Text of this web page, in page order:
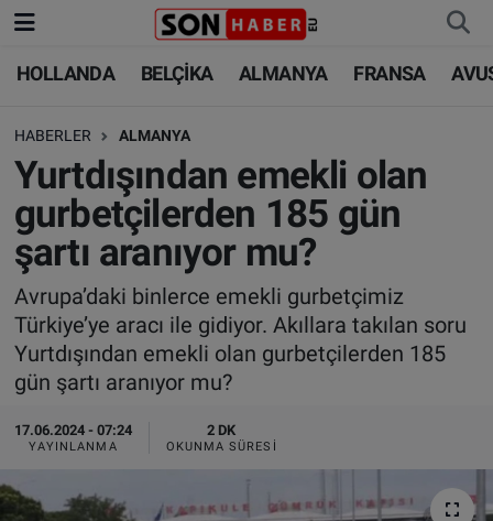
HOLLANDA BELÇİKA ALMANYA FRANSA
HABERLER ALMANYA
Yurtdışından emekli olan
gurbetçilerden 185 gün
şartı aranıyor mu?
Avrupa’daki binlerce emekli gurbetçimiz
Türkiye’ye aracı ile gidiyor. Akıllara takılan soru
Yurtdışından emekli olan gurbetçilerden 185
gün şartı aranıyor mu?
17.06.2024 - 07:24
YAYINLANMA
2 DK
OKUNMA SÜRESI
HOLLANDA
BELÇİKA
ALMANYA
FRANSA
AVUSTURYA
SAĞLIK - YAŞAM
BİLİM-TEKNOLOJİ
HOLLANDA
BELÇİKA
ALMANYA
TÜRKİYE
DÜNYA
BİLİM-TEKNOLOJİ
SAĞLIK
Nöbetçi Eczaneler
Hava Durumu
Trafik Durumu
Süper Lig Puan Durumu ve Fikstür
Tüm Manşetler
Son Dakika Haberleri
Haber Arşivi